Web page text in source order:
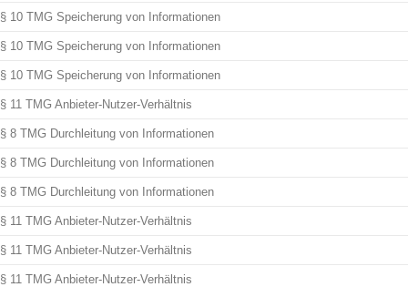
§ 10 TMG Speicherung von Informationen
§ 10 TMG Speicherung von Informationen
§ 10 TMG Speicherung von Informationen
§ 11 TMG Anbieter-Nutzer-Verhältnis
§ 8 TMG Durchleitung von Informationen
§ 8 TMG Durchleitung von Informationen
§ 8 TMG Durchleitung von Informationen
§ 11 TMG Anbieter-Nutzer-Verhältnis
§ 11 TMG Anbieter-Nutzer-Verhältnis
§ 11 TMG Anbieter-Nutzer-Verhältnis